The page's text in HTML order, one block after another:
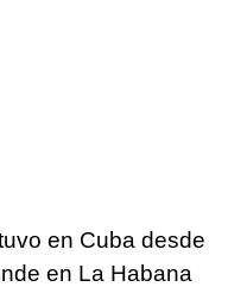
en Cuba desde
en La Habana